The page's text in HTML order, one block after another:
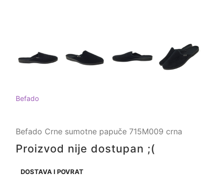
Befado
Befado Crne sumotne papuče 715M009 crna
Proizvod nije dostupan ;(
DOSTAVA I POVRAT